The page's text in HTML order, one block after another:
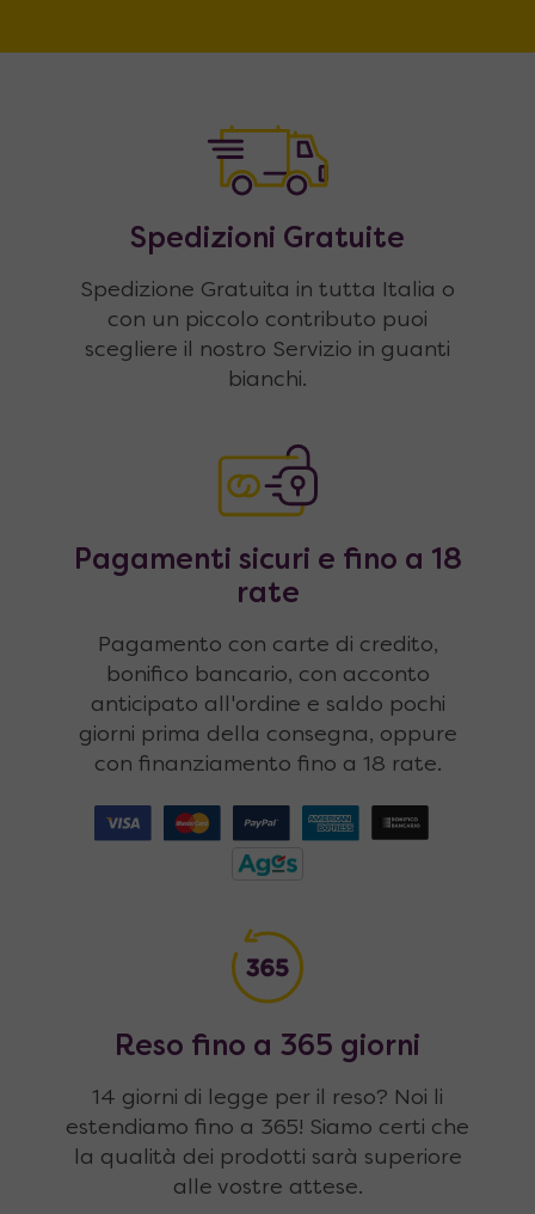
Spedizioni Gratuite
Spedizione Gratuita in tutta Italia o
con un piccolo contributo puoi
scegliere il nostro Servizio in guanti
bianchi.
Pagamenti sicuri e fino a 18
rate
Pagamento con carte di credito,
bonifico bancario, con acconto
anticipato all'ordine e saldo pochi
giorni prima della consegna, oppure
con finanziamento fino a 18 rate.
Reso fino a 365 giorni
14 giorni di legge per il reso? Noi li
estendiamo fino a 365! Siamo certi che
la qualità dei prodotti sarà superiore
alle vostre attese.